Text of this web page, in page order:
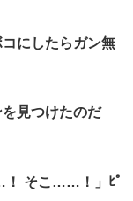
にしたらガン無
見つけたのだ
そこ……！」ﾋﾟ